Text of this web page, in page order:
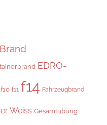
Brand
EDRO-
f10 f11 f14 Fahrzeugbrand
Weiss Gesamtübung